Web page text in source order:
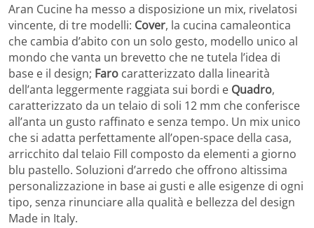
Aran Cucine ha messo a disposizione un mix, rivelatosi
vincente, di tre modelli: Cover, la cucina camaleontica
che cambia d’abito con un solo gesto, modello unico al
mondo che vanta un brevetto che ne tutela l’idea di
base e il design; Faro caratterizzato dalla linearità
dell’anta leggermente raggiata sui bordi e Quadro,
caratterizzato da un telaio di soli 12 mm che conferisce
all’anta un gusto raffinato e senza tempo. Un mix unico
che si adatta perfettamente all’open-space della casa,
arricchito dal telaio Fill composto da elementi a giorno
blu pastello. Soluzioni d’arredo che offrono altissima
personalizzazione in base ai gusti e alle esigenze di ogni
tipo, senza rinunciare alla qualità e bellezza del design
Made in Italy.